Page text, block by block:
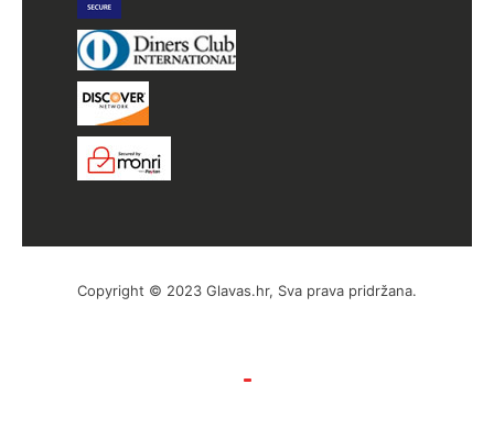
Copyright © 2023 Glavas.hr, Sva prava pridržana.